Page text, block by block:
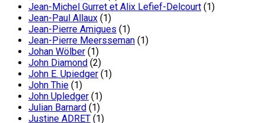
Jean-Michel Gurret et Alix Lefief-Delcourt (1)
Jean-Paul Allaux (1)
Jean-Pierre Amigues (1)
Jean-Pierre Meersseman (1)
Johan Wölber (1)
John Diamond (2)
John E. Upiedger (1)
John Thie (1)
John Upledger (1)
Julian Barnard (1)
Justine ADRET (1)